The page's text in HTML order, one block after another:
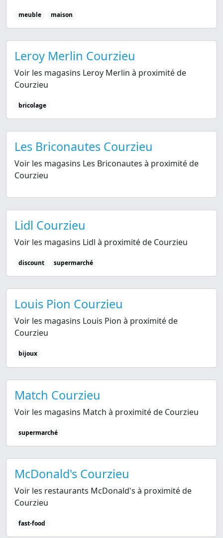
meuble maison
Leroy Merlin Courzieu
Voir les magasins Leroy Merlin à proximité de
Courzieu
bricolage
Les Briconautes Courzieu
Voir les magasins Les Briconautes à proximité de
Courzieu
Lidl Courzieu
Voir les magasins Lidl à proximité de Courzieu
discount supermarché
Louis Pion Courzieu
Voir les magasins Louis Pion à proximité de
Courzieu
bijoux
Match Courzieu
Voir les magasins Match à proximité de Courzieu
supermarché
McDonald's Courzieu
Voir les restaurants McDonald's à proximité de
Courzieu
fast-food